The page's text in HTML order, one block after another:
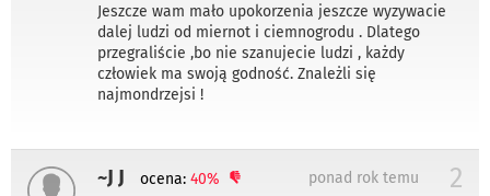
Jeszcze wam mało upokorzenia jeszcze wyzywacie
dalej ludzi od miernot i ciemnogrodu . Dlatego
przegraliście ,bo nie szanujecie ludzi , każdy
człowiek ma swoją godność. Znależli się
najmondrzejsi !
~J J 2
ponad rok temu
ocena: 40%